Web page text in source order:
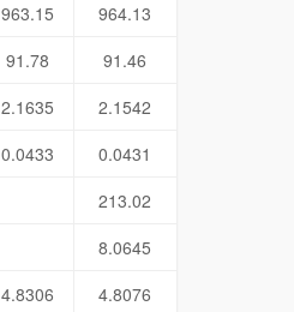
963.15
964.13
91.78
91.46
2.1635
2.1542
0.0433
0.0431
213.02
8.0645
4.8306
4.8076